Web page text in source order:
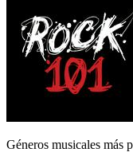
Géneros musicales más